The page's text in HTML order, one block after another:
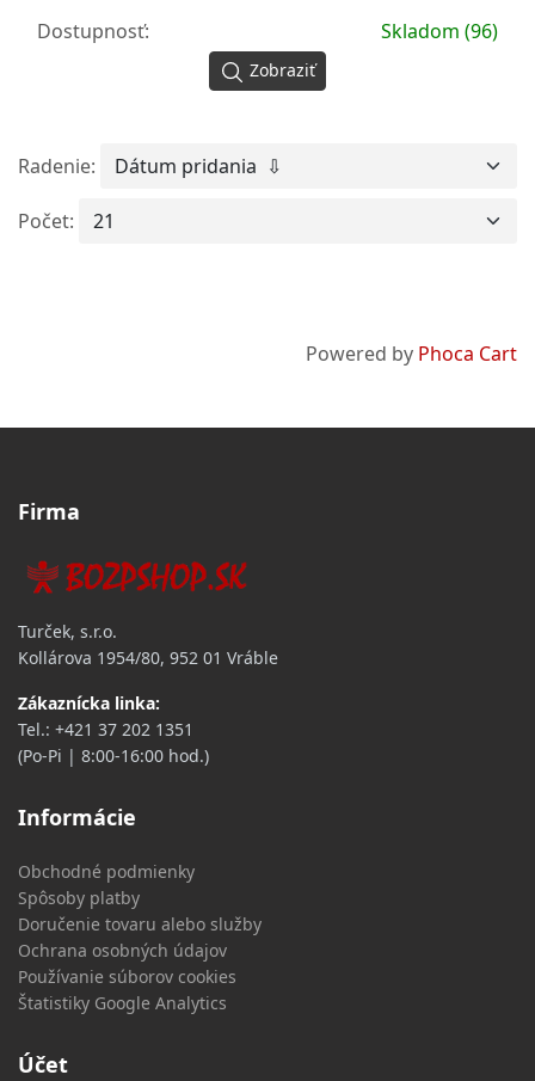
Dostupnosť: Skladom (96)
Zobraziť
Radenie:
Počet:
Powered by Phoca Cart
Firma
Turček, s.r.o.
Kollárova 1954/80, 952 01 Vráble
Zákaznícka linka:
Tel.: +421 37 202 1351
(Po-Pi | 8:00-16:00 hod.)
Informácie
Obchodné podmienky
Spôsoby platby
Doručenie tovaru alebo služby
Ochrana osobných údajov
Používanie súborov cookies
Štatistiky Google Analytics
Účet